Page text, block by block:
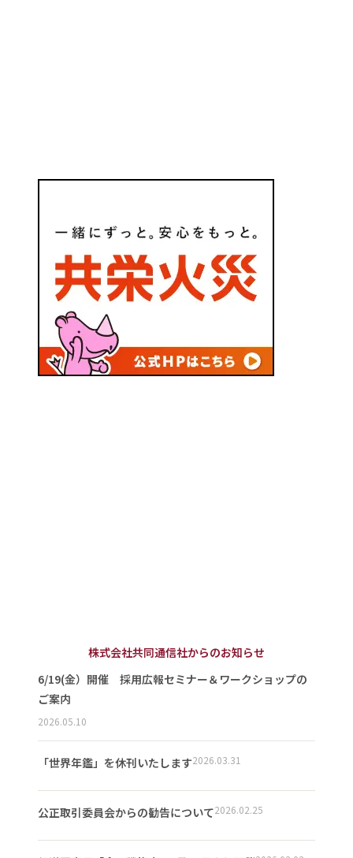
株式会社共同通信社からのお知らせ
6/19(金）開催 採用広報セミナー＆ワークショップの
ご案内
2026.05.10
「世界年鑑」を休刊いたします2026.03.31
公正取引委員会からの勧告について2026.02.25